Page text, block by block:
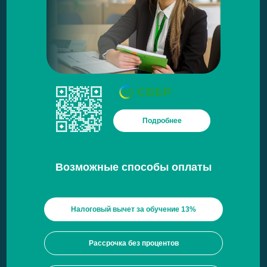
Подробнее
Возможные способы оплаты
Налоговый вычет за обучение 13%
Рассрочка без процентов